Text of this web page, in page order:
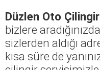
Düzlen Oto Çilingir
bizlere
sizlerden aldığı
kısa süre de